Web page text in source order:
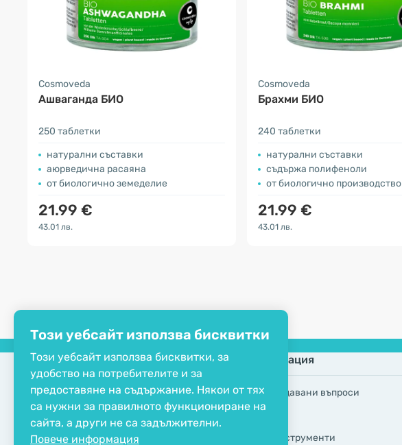
Този уебсайт използва бисквитки
Този уебсайт използва бисквитки, за
удобство на потребителите и за
предоставяне на съдържание. Някои от тях
са нужни за правилното функциониране на
сайта, а други не са задължителни.
Повече информация
Cosmoveda
Ашваганда БИО
250 таблетки
натурални съставки
аюрведична расаяна
от биологично земеделие
21.99 €
43.01 лв.
Cosmoveda
Брахми БИО
240 таблетки
натурални съставки
съдържа полифеноли
от биологично производство
21.99 €
43.01 лв.
Компания
ЕКО сертификат
Свържете се с нас
За компанията
Информация
Често задавани въпроси
GDPR инструменти